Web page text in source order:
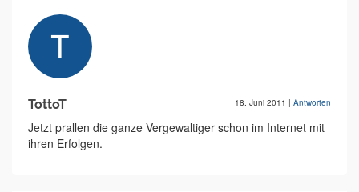
TottoT 18. Juni 2011 | Antworten
Jetzt prallen die ganze Vergewaltiger schon im Internet mit
ihren Erfolgen.